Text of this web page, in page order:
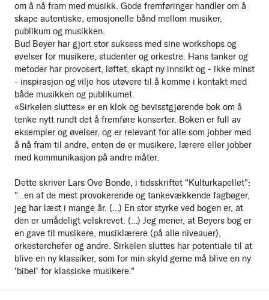
om å nå fram med musikk. Gode fremføringer handler om å
skape autentiske, emosjonelle bånd mellom musiker,
publikum og musikken.
Bud Beyer har gjort stor suksess med sine workshops og
øvelser for musikere, studenter og orkestre. Hans tanker og
metoder har provosert, løftet, skapt ny innsikt og - ikke minst
- inspirasjon og vilje hos utøvere til å komme i kontakt med
både musikken og publikumet.
«Sirkelen sluttes» er en klok og bevisstgjørende bok om å
tenke nytt rundt det å fremføre konserter. Boken er full av
eksempler og øvelser, og er relevant for alle som jobber med
å nå fram til andre, enten de er musikere, lærere eller jobber
med kommunikasjon på andre måter.
Dette skriver Lars Ove Bonde, i tidsskriftet "Kulturkapellet":
"...en af de mest provokerende og tankevækkende fagbøger,
jeg har læst i mange år. (...) En stor styrke ved bogen er, at
den er umådeligt velskrevet. (...) Jeg mener, at Beyers bog er
en gave til musikere, musiklærere (på alle niveauer),
orkesterchefer og andre. Sirkelen sluttes har potentiale til at
blive en ny klassiker, som for min skyld gerne må blive en ny
'bibel' for klassiske musikere."